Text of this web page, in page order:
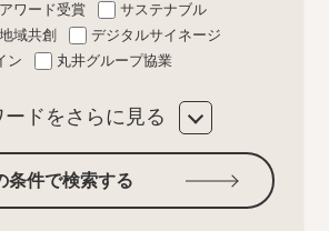
アワード受賞
サステナブル
地域共創
デジタルサイネージ
ン
丸井グループ協業
ードをさらに見る
条件で検索する